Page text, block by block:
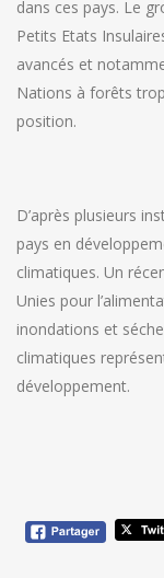
dans ces pays. Le
Petits Etats
avancés et
Nations à forêts
position.
D’après plusieurs
pays en
climatiques. Un
Unies pour
inondations et
climatiques
développement.